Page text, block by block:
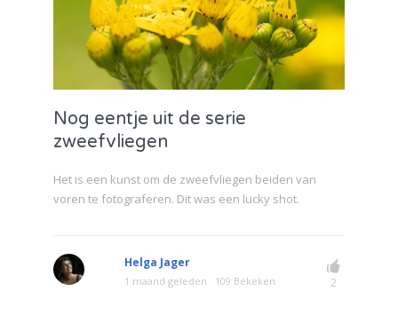
Nog eentje uit de serie
zweefvliegen
Het is een kunst om de zweefvliegen beiden van
voren te fotograferen. Dit was een lucky shot.
Helga Jager
1 maand geleden 109 Bekeken 2